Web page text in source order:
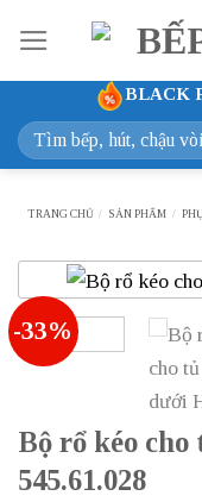
qua
nội
dung
BLACK
Tìm
kiếm:
TRANG CHỦ / SẢN PHẨM /
-33%
Bộ rổ kéo
545.61.028